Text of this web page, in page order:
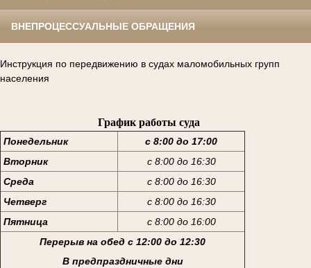
ВНЕПРОЦЕССУАЛЬНЫЕ ОБРАЩЕНИЯ
Инструкция по передвижению в судах маломобильных групп
населения
График работы суда
Понедельник
с 8:00 до 17:00
Вторник
с 8:00 до 16:30
Среда
с 8:00 до 16:30
Четверг
с 8:00 до 16:30
Пятница
с 8:00 до 16:00
Перерыв на обед с 12:00 до 12:30
В предпраздничные дни